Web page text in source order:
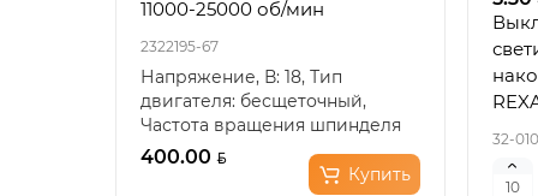
11000-25000 об/мин
2322195-67
Напряжение, В: 18, Тип
двигателя: бесщеточный,
Частота вращения шпинделя
(холостой ход), мин??: 11..
400.00
Купить
18,
0-
32-